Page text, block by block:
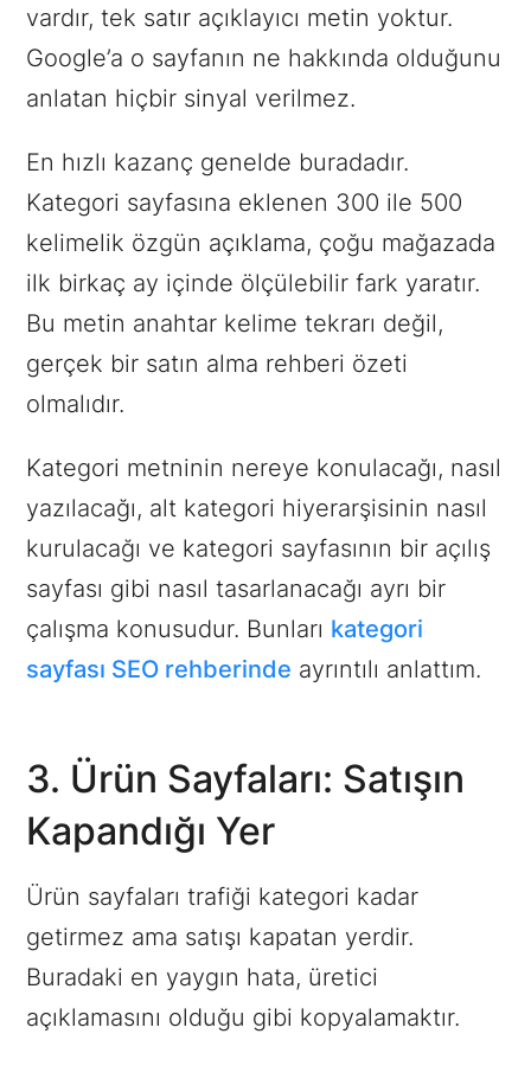
vardır, tek satır açıklayıcı metin yoktur.
Google’a o sayfanın ne hakkında olduğunu
anlatan hiçbir sinyal verilmez.
En hızlı kazanç genelde buradadır.
Kategori sayfasına eklenen 300 ile 500
kelimelik özgün açıklama, çoğu mağazada
ilk birkaç ay içinde ölçülebilir fark yaratır.
Bu metin anahtar kelime tekrarı değil,
gerçek bir satın alma rehberi özeti
olmalıdır.
Kategori metninin nereye konulacağı, nasıl
yazılacağı, alt kategori hiyerarşisinin nasıl
kurulacağı ve kategori sayfasının bir açılış
sayfası gibi nasıl tasarlanacağı ayrı bir
çalışma konusudur. Bunları kategori
sayfası SEO rehberinde ayrıntılı anlattım.
3. Ürün Sayfaları: Satışın
Kapandığı Yer
Ürün sayfaları trafiği kategori kadar
getirmez ama satışı kapatan yerdir.
Buradaki en yaygın hata, üretici
açıklamasını olduğu gibi kopyalamaktır.